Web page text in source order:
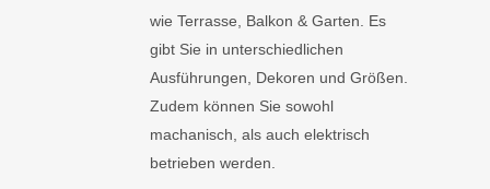
wie Terrasse, Balkon & Garten. Es
gibt Sie in unterschiedlichen
Ausführungen, Dekoren und Größen.
Zudem können Sie sowohl
machanisch, als auch elektrisch
betrieben werden.